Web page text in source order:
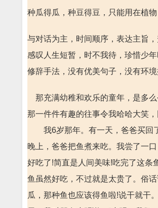
种瓜得瓜，种豆得豆，只能用在植物
与对话为主，时间顺序，表达主旨，
感叹人生短暂，时不我待，珍惜少
修辞手法，没有优美句子，没有环
那充满幼稚和欢乐的童年，是多么
那一件件有趣的往事令我哈哈大笑
我6岁那年。有一天，爸爸买回了
晚上，爸爸把鱼煮来吃。我尝了一
好吃了!简直是人间美味!吃完了这条
鱼虽然好吃，不过就是太贵了。俗
瓜，那种鱼也应该得鱼啦!说干就